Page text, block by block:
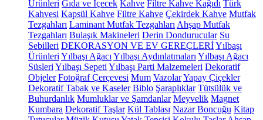
Ürünleri Gıda ve İçecek Kahve Filtre Kahve Kağıdı Türk
Kahvesi Kapsül Kahve Filtre Kahve Çekirdek Kahve Mutfak
Tezgahları Laminant Mutfak Tezgahları Ahşap Mutfak
Tezgahları Bulaşık Makineleri Derin Dondurucular Su
Sebilleri DEKORASYON VE EV GEREÇLERİYılbaşı
Ürünleri Yılbaşı Ağacı Yılbaşı Aydınlatmaları Yılbaşı Ağacı
Süsleri Yılbaşı Sepeti Yılbaşı Parti Malzemeleri Dekoratif
Objeler Fotoğraf Çerçevesi Mum VazolarYapay Çiçekler
Dekoratif Tabak ve Kaseler Biblo Şaraplıklar Tütsülük ve
Buhurdanlık Mumluklar ve Şamdanlar Meyvelik Magnet
Kumbara Dekoratif Taşlar Kül Tablası Nazar Boncuğu Kitap